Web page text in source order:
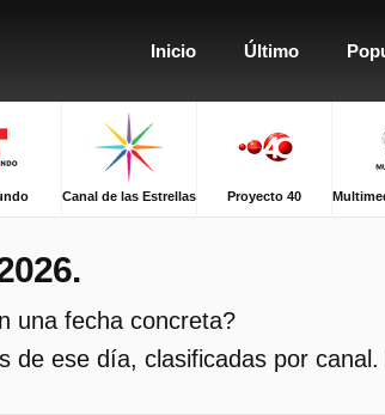
Inicio Último
Canal de las Estrellas Proyecto 40
una fecha concreta?
de ese día, clasificadas por